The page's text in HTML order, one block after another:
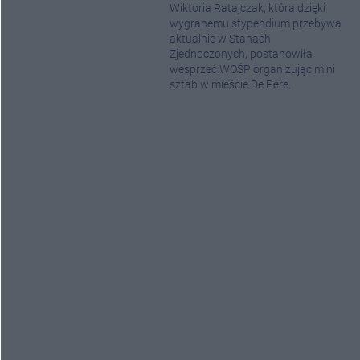
Wiktoria Ratajczak, która dzięki
wygranemu stypendium przebywa
aktualnie w Stanach
Zjednoczonych, postanowiła
wesprzeć WOŚP organizując mini
sztab w mieście De Pere.